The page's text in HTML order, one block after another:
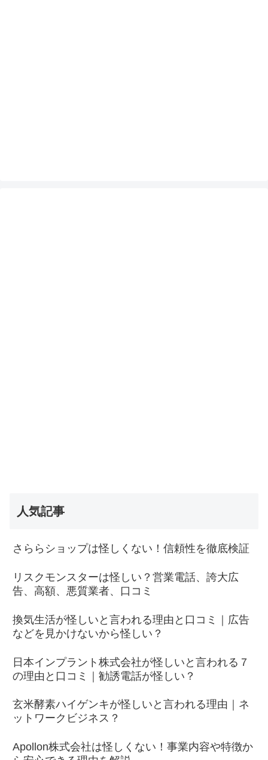
人気記事
さららショップは怪しくない！信頼性を徹底検証
リスクモンスターは怪しい？営業電話、誇大広
告、高額、悪質業者、口コミ
換気生活が怪しいと言われる理由と口コミ｜広告
などを見かけないから怪しい？
日本インプラント株式会社が怪しいと言われる７
の理由と口コミ｜勧誘電話が怪しい？
玄米酵素ハイゲンキが怪しいと言われる理由｜ネ
ットワークビジネス？
Apollon株式会社は怪しくない！事業内容や特徴か